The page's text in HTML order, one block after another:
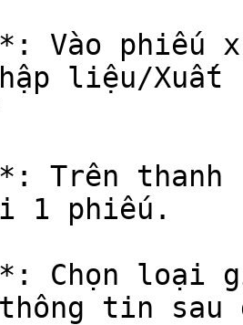
Vào phiếu
liệu/
Trên thanh
1 phiếu.
Chọn loại
tin sau